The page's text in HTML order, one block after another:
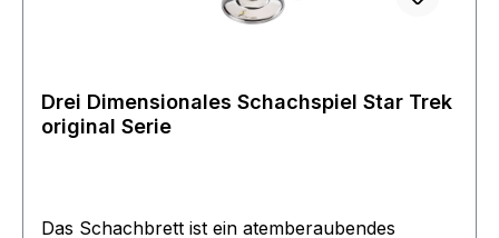
Drei Dimensionales Schachspiel Star Trek
original Serie
Das Schachbrett ist ein atemberaubendes